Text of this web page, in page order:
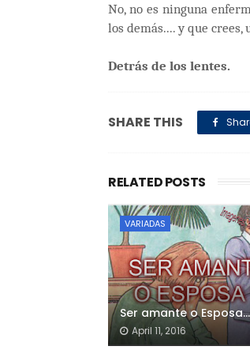
No, no es ninguna
los demás.... y que crees,
Detrás de los lentes.
SHARE THIS
RELATED POSTS
VARIADAS
Ser amante o Esposa…
April 11, 2016